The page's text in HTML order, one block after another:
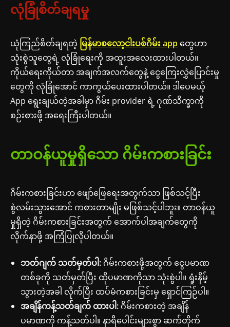
လုံခြုံစိတ်ချရမှု
ယုံကြည်စိတ်ချရတဲ့ မြန်မာစလော့ငါးပစ်ဂိမ်း appတွေဟာ
သုံးစွဲသူတွေရဲ့ လုံခြုံရေးကို အထူးအလေးထားပါတယ်။
ကိုယ်ရေးကိုယ်တာ အချက်အလက်တွေနဲ့ ငွေကြေးလွှဲပြောင်းမှု
တွေကို လုံခြုံအောင် ကာကွယ်ပေးထားပါတယ်။ ဒါပေမယ့်
App ရွေးချယ်တဲ့အခါမှာ ဂိမ်း provider ရဲ့ ဂုဏ်သိက္ခာကို
စဉ်းစားဖို့ အရေးကြီးပါတယ်။
တာဝန်ယူမှုရှိသော ဂိမ်းကစားခြင်း
ဂိမ်းကစားခြင်းဟာ ဖျော်ဖြေရေးအတွက်သာ ဖြစ်သင့်ပြီး
စွဲလမ်းသွားအောင် ကစားတာမျိုး မဖြစ်သင့်ပါဘူး။ တာဝန်ယူ
မှုရှိတဲ့ ဂိမ်းကစားခြင်းအတွက် အောက်ပါအချက်တွေကို
လိုက်နာဖို့ အကြံပြုလိုပါတယ်။
ဘတ်ဂျက် သတ်မှတ်ပါ: ဂိမ်းကစားဖို့အတွက် ငွေပမာဏ
တစ်ခုကို သတ်မှတ်ပြီး ထိုပမာဏကိုသာ သုံးစွဲပါ။ ရှုံးနိမ့်
သွားတဲ့အခါ လိုက်ပြီး ထပ်မံကစားခြင်းမှ ရှောင်ကြဉ်ပါ။
အချိန်ကန့်သတ်ချက် ထားပါ: ဂိမ်းကစားတဲ့ အချိန်
ပမာဏကို ကန့်သတ်ပါ။ နာရီပေါင်းများစွာ ဆက်တိုက်